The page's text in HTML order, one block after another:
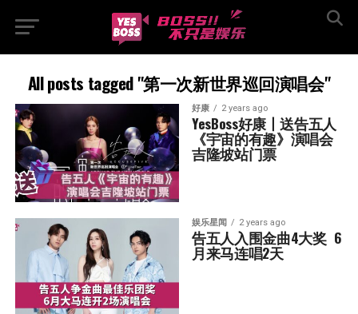
All posts tagged "第一次新世界巡回演唱会"
好康 2 years ago
YesBoss好康丨送告五人
《宇宙的有趣》演唱会
吉隆坡站门票
娱乐星闻 2 years ago
告五人入围金曲4大奖  6
月来马连唱2天